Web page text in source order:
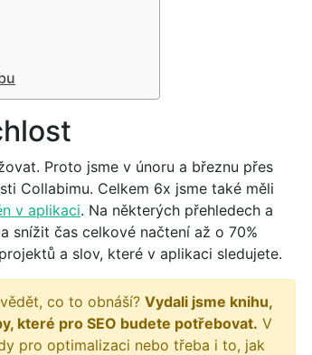
Proto jsme v únoru a březnu přes
Collabimu. Celkem 6x jsme také měli
v aplikaci. Na některých přehledech a
snížit čas celkové načtení až o 70%
a slov, které v aplikaci sledujete.
co to obnáší? Vydali jsme knihu,
které pro SEO budete potřebovat. V
pro optimalizaci nebo třeba i to, jak